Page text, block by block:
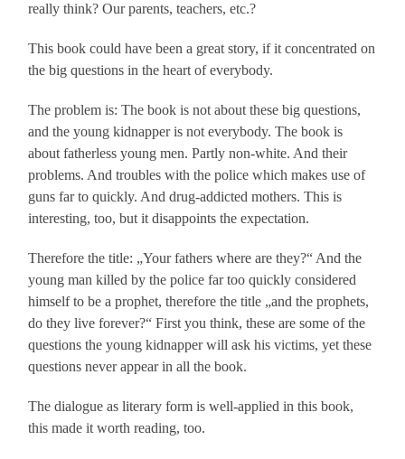
really think? Our parents, teachers, etc.?
This book could have been a great story, if it concentrated on
the big questions in the heart of everybody.
The problem is: The book is not about these big questions,
and the young kidnapper is not everybody. The book is
about fatherless young men. Partly non-white. And their
problems. And troubles with the police which makes use of
guns far to quickly. And drug-addicted mothers. This is
interesting, too, but it disappoints the expectation.
Therefore the title: „Your fathers where are they?“ And the
young man killed by the police far too quickly considered
himself to be a prophet, therefore the title „and the prophets,
do they live forever?“ First you think, these are some of the
questions the young kidnapper will ask his victims, yet these
questions never appear in all the book.
The dialogue as literary form is well-applied in this book,
this made it worth reading, too.